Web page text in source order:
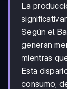
La
Según el
generan
mientras
Esta
consumo,